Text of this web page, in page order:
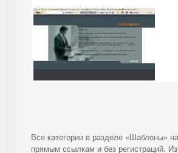
Все категории в разделе «Шаблоны»
прямым ссылкам и без регистраций.